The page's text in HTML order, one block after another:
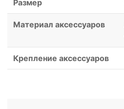
Размер
Материал аксессуаров
Крепление аксессуаров